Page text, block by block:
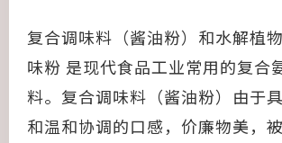
复合调味料（酱油粉）和水解植
味粉 是现代食品工业常用的复合
料。复合调味料（酱油粉）由于
和温和协调的口感，价廉物美，